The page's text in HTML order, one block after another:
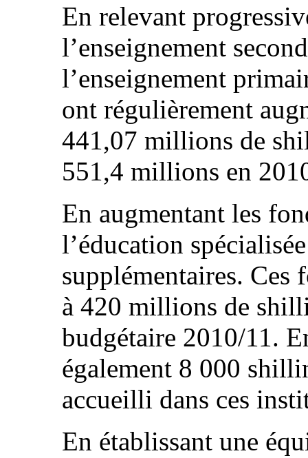
En relevant
l’enseignement
l’enseignement
ont régulièrement
441,07 millions de
551,4 millions en
En augmentant les
l’éducation
supplémentaires. Ces
à 420 millions de
budgétaire 2010/11.
également 8 000
accueilli dans ces
En établissant une